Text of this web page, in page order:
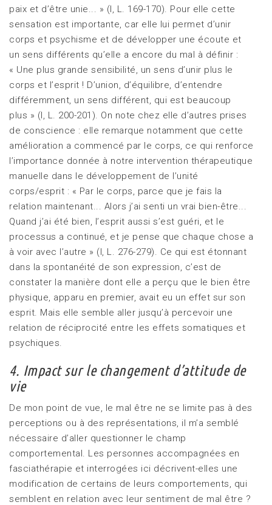
paix et d’être unie... » (I, L. 169-170). Pour elle cette
sensation est importante, car elle lui permet d’unir
corps et psychisme et de développer une écoute et
un sens différents qu’elle a encore du mal à définir :
« Une plus grande sensibilité, un sens d’unir plus le
corps et l’esprit ! D’union, d’équilibre, d’entendre
différemment, un sens différent, qui est beaucoup
plus » (I, L. 200-201). On note chez elle d’autres prises
de conscience : elle remarque notamment que cette
amélioration a commencé par le corps, ce qui renforce
l’importance donnée à notre intervention thérapeutique
manuelle dans le développement de l’unité
corps/esprit : « Par le corps, parce que je fais la
relation maintenant... Alors j’ai senti un vrai bien-être...
Quand j’ai été bien, l’esprit aussi s’est guéri, et le
processus a continué, et je pense que chaque chose a
à voir avec l’autre » (I, L. 276-279). Ce qui est étonnant
dans la spontanéité de son expression, c’est de
constater la manière dont elle a perçu que le bien être
physique, apparu en premier, avait eu un effet sur son
esprit. Mais elle semble aller jusqu’à percevoir une
relation de réciprocité entre les effets somatiques et
psychiques.
4. Impact sur le changement d’attitude de
vie
De mon point de vue, le mal être ne se limite pas à des
perceptions ou à des représentations, il m’a semblé
nécessaire d’aller questionner le champ
comportemental. Les personnes accompagnées en
fasciathérapie et interrogées ici décrivent-elles une
modification de certains de leurs comportements, qui
semblent en relation avec leur sentiment de mal être ?